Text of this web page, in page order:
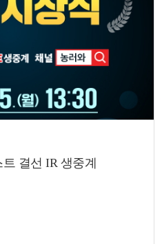
결선 IR 생중계